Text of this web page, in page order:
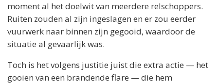
moment al het doelwit van meerdere relschoppers.
Ruiten zouden al zijn ingeslagen en er zou eerder
vuurwerk naar binnen zijn gegooid, waardoor de
situatie al gevaarlijk was.
Toch is het volgens justitie juist die extra actie — het
gooien van een brandende flare — die hem